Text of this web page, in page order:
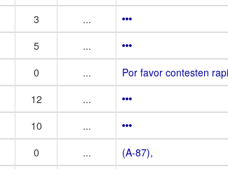
3
...
5
...
0
...
Por favor contesten
12
...
10
...
0
...
(A-87),